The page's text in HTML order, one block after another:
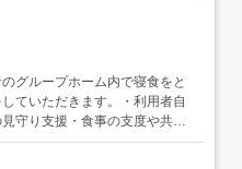
グループホーム内で寝食をと
ていただきます。・利用者自
守り支援・食事の支度や共同
験・資格】<応募要件>無資格